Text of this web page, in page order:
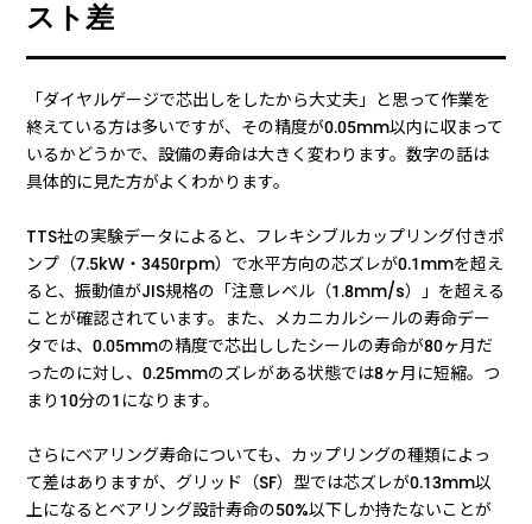
スト差
「ダイヤルゲージで芯出しをしたから大丈夫」と思って作業を
終えている方は多いですが、その精度が0.05mm以内に収まって
いるかどうかで、設備の寿命は大きく変わります。数字の話は
具体的に見た方がよくわかります。
TTS社の実験データによると、フレキシブルカップリング付きポ
ンプ（7.5kW・3450rpm）で水平方向の芯ズレが0.1mmを超え
ると、振動値がJIS規格の「注意レベル（1.8mm/s）」を超える
ことが確認されています。また、メカニカルシールの寿命デー
タでは、0.05mmの精度で芯出ししたシールの寿命が80ヶ月だ
ったのに対し、0.25mmのズレがある状態では8ヶ月に短縮。つ
まり10分の1になります。
さらにベアリング寿命についても、カップリングの種類によっ
て差はありますが、グリッド（SF）型では芯ズレが0.13mm以
上になるとベアリング設計寿命の50%以下しか持たないことが